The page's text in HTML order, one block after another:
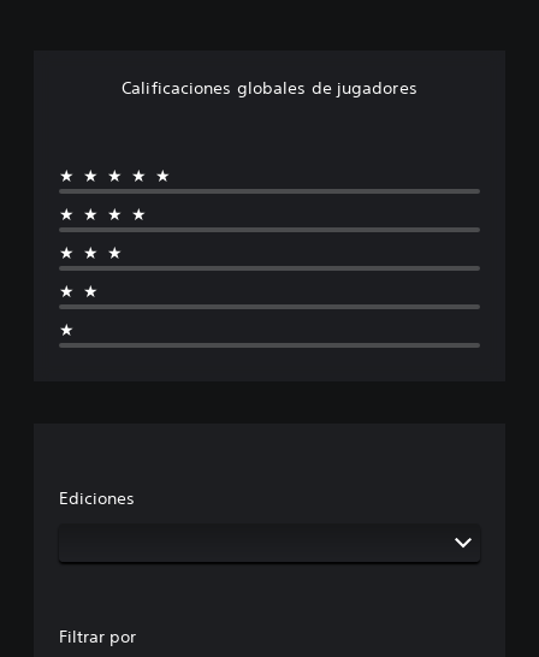
Calificaciones globales de jugadores
★★★★★
★★★★
★★★
★★
★
Ediciones
Filtrar por